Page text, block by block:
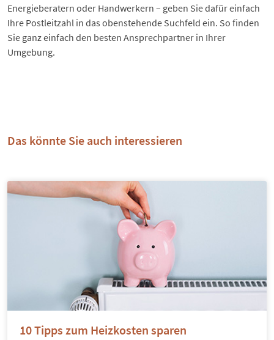
Energieberatern oder Handwerkern – geben Sie dafür einfach
Ihre Postleitzahl in das obenstehende Suchfeld ein. So finden
Sie ganz einfach den besten Ansprechpartner in Ihrer
Umgebung.
Das könnte Sie auch interessieren
10 Tipps zum Heizkosten sparen